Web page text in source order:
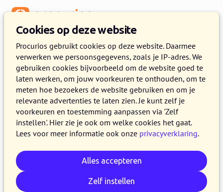
Cookies op deze website
Procurios gebruikt cookies op deze website. Daarmee
verwerken we persoonsgegevens, zoals je IP-adres. We
gebruiken cookies bijvoorbeeld om de website goed te
laten werken, om jouw voorkeuren te onthouden, om te
meten hoe bezoekers de website gebruiken en om je
relevante advertenties te laten zien. Je kunt zelf je
voorkeuren en toestemming aanpassen via 'Zelf
instellen'. Hier zie je ook om welke cookies het gaat.
Lees voor meer informatie ook onze privacyverklaring.
Alles accepteren
Zelf instellen